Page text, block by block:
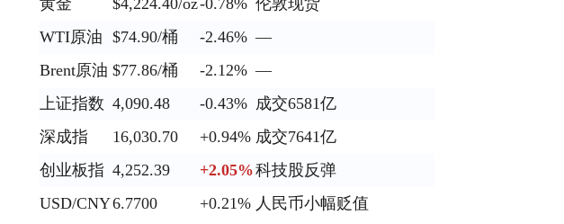
黄金
$4,224.40/oz-0.78% 伦敦现货
WTI原油 $74.90/桶 -2.46% —
Brent原油 $77.86/桶 -2.12% —
上证指数 4,090.48 -0.43% 成交6581亿
深成指
16,030.70 +0.94% 成交7641亿
创业板指 4,252.39 +2.05%科技股反弹
USD/CNY6.7700 +0.21% 人民币小幅贬值